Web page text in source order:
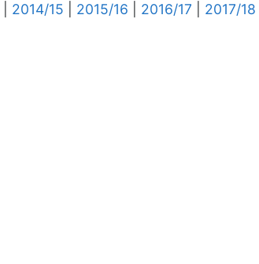
2014/15 2015/16 2016/17 2017/18